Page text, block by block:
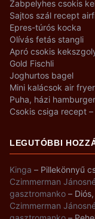
Zabpelyhes csokis
Sajtos szál recept
Epres-túrós kocka
Olívás fetás stangli
Apró csokis
Gold Fischli
Joghurtos bagel
Mini kalácsok air
Puha, házi
Csokis csiga recept
LEGUTÓBBI
Kinga – Pillekönnyű
Czimmerman
gasztromanko –
Czimmerman